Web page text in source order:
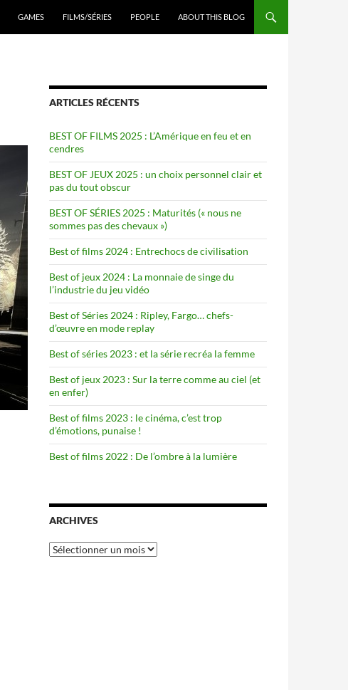
GAMES FILMS/SÉRIES PEOPLE ABOUT THIS BLOG
ARTICLES RÉCENTS
BEST OF FILMS 2025 : L’Amérique en feu et en
cendres
BEST OF JEUX 2025 : un choix personnel clair et
pas du tout obscur
BEST OF SÉRIES 2025 : Maturités (« nous ne
sommes pas des chevaux »)
Best of films 2024 : Entrechocs de civilisation
Best of jeux 2024 : La monnaie de singe du
l’industrie du jeu vidéo
Best of Séries 2024 : Ripley, Fargo… chefs-
d’œuvre en mode replay
Best of séries 2023 : et la série recréa la femme
Best of jeux 2023 : Sur la terre comme au ciel (et
en enfer)
Best of films 2023 : le cinéma, c’est trop
d’émotions, punaise !
Best of films 2022 : De l’ombre à la lumière
ARCHIVES
Archives